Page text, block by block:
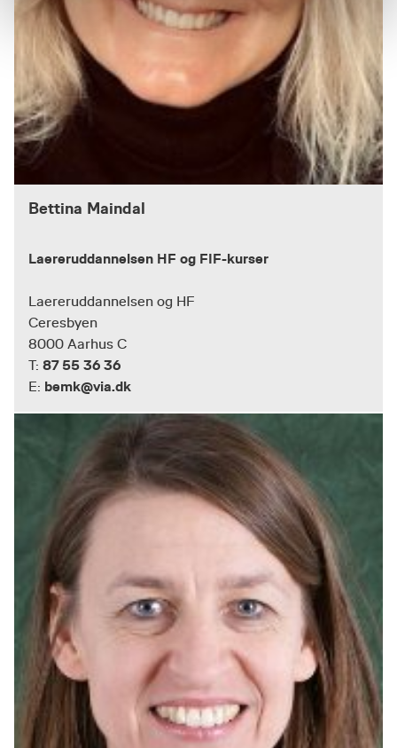
Bettina Maindal
Laereruddannelsen HF og FIF-kurser
Laereruddannelsen og HF
Ceresbyen
8000 Aarhus C
T: 87 55 36 36
E: bemk@via.dk